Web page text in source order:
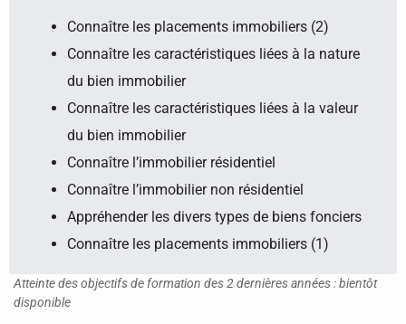
Connaître les placements immobiliers (2)
Connaître les caractéristiques liées à la nature
du bien immobilier
Connaître les caractéristiques liées à la valeur
du bien immobilier
Connaître l’immobilier résidentiel
Connaître l’immobilier non résidentiel
Appréhender les divers types de biens fonciers
Connaître les placements immobiliers (1)
Atteinte des objectifs de formation des 2 dernières années : bientôt
disponible